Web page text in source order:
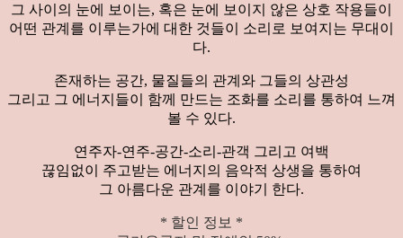
그 사이의 눈에 보이는, 혹은 눈에 보이지 않은 상호 작용들이
어떤 관계를 이루는가에 대한 것들이 소리로 보여지는 무대이
다.
존재하는 공간, 물질들의 관계와 그들의 상관성
그리고 그 에너지들이 함께 만드는 조화를 소리를 통하여 느껴
볼 수 있다.
연주자-연주-공간-소리-관객 그리고 여백
끊임없이 주고받는 에너지의 음악적 상생을 통하여
그 아름다운 관계를 이야기 한다.
* 할인 정보 *